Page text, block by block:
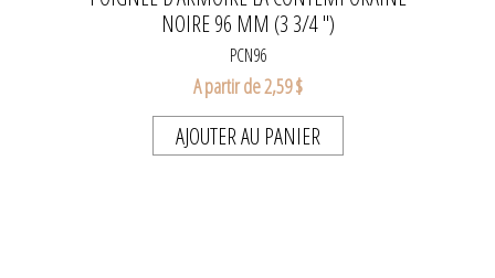
NOIRE 96 MM (3 3/4 ")
PCN96
A partir de 2,59 $
AJOUTER AU PANIER